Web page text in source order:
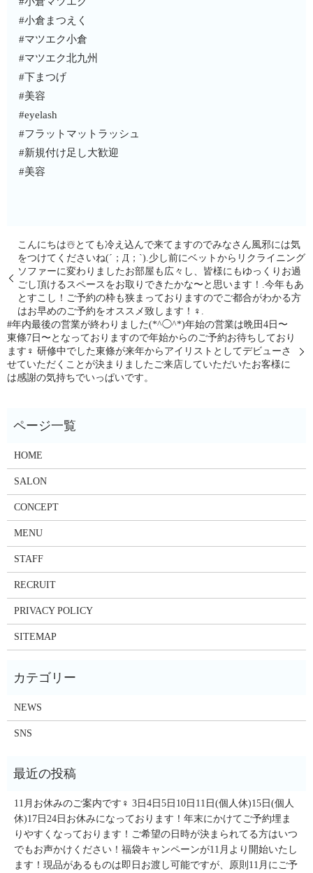
#小倉まつえく
#マツエク小倉
#マツエク北九州
#下まつげ
#美容
#eyelash
#フラットマットラッシュ
#新規付け足し大歓迎
#美容
こんにちは☃️とても冷え込んで来てますのでみなさん風邪には気
をつけてくださいね(´；Д；`).少し前にベットからリクライニング
ソファーに変わりましたお部屋も広々し、皆様にもゆっくりお過
ごし頂けるスペースをお取りできたかな〜と思います！.今年もあ
とすこし！ご予約の枠も狭まっておりますのでご都合がわかる方
はお早めのご予約をオススメ致します！‍♀️.
#年内最後の営業が終わりました(*^◯^*)年始の営業は晩田4日〜
東條7日〜となっておりますので年始からのご予約お待ちしており
ます‍♀️ 研修中でした東條が来年からアイリストとしてデビューさ
せていただくことが決まりましたご来店していただいたお客様に
は感謝の気持ちでいっぱいです。
HOME
SALON
CONCEPT
MENU
STAFF
RECRUIT
PRIVACY POLICY
SITEMAP
NEWS
SNS
11月お休みのご案内です‍♀️ 3日4日5日10日11日(個人休)15日(個人
休)17日24日お休みになっております！年末にかけてご予約埋ま
りやすくなっております！ご希望の日時が決まられてる方はいつ
でもお声かけください！福袋キャンペーンが11月より開始いたし
ます！現品があるものは即日お渡し可能ですが、原則11月にご予